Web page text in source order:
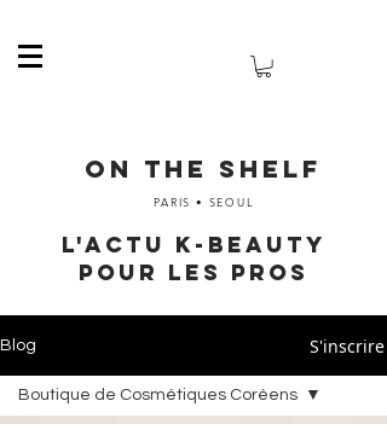
ON THE SHELF
PARIS • SEOUL
l'actu k-beauty
pour les pros
Blog S'inscrire
Boutique de Cosmétiques Coréens